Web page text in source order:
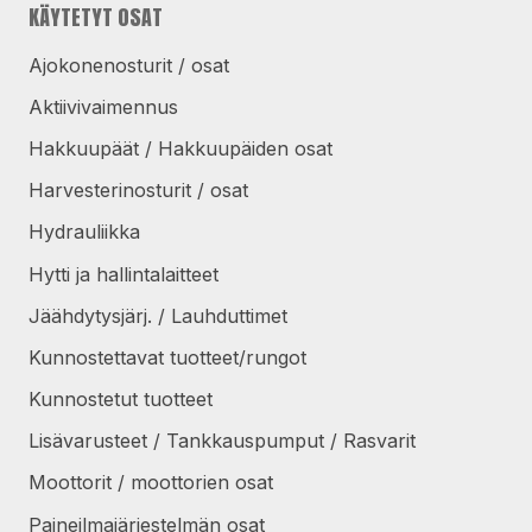
KÄYTETYT OSAT
Ajokonenosturit / osat
Aktiivivaimennus
Hakkuupäät / Hakkuupäiden osat
Harvesterinosturit / osat
Hydrauliikka
Hytti ja hallintalaitteet
Jäähdytysjärj. / Lauhduttimet
Kunnostettavat tuotteet/rungot
Kunnostetut tuotteet
Lisävarusteet / Tankkauspumput / Rasvarit
Moottorit / moottorien osat
Paineilmajärjestelmän osat